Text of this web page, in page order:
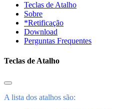
Teclas de Atalho
Sobre
*Retificação
Download
Perguntas Frequentes
Teclas de Atalho
A lista dos atalhos são: